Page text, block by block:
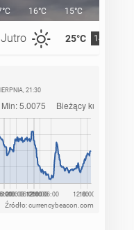
Jutro 25°C 14°C
16°C 15°C
21:30
Źródło: currencybeacon.com